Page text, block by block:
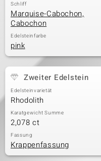
Schliff
Marquise-Cabochon,
Cabochon
Edelsteinfarbe
pink
Zweiter Edelstein
Edelsteinvarietät
Rhodolith
Karatgewicht Summe
2,078 ct
Fassung
Krappenfassung